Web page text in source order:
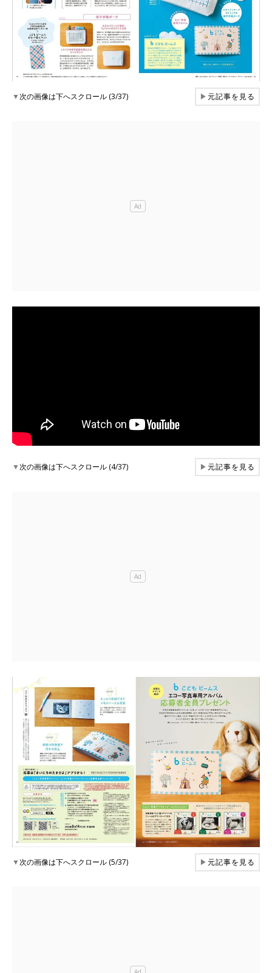
▼次の画像は下へスクロール (3/37) ▶元記事を見る
▼次の画像は下へスクロール (4/37) ▶元記事を見る
▼次の画像は下へスクロール (5/37) ▶元記事を見る